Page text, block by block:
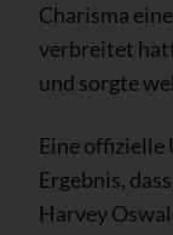
Charisma
verbreitet
und sorgte
Eine offizielle
Ergebnis,
Harvey